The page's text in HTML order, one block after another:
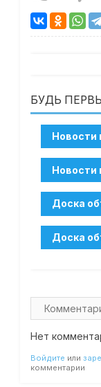
БУДЬ
Нет
Войдите или
комментарии